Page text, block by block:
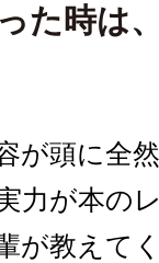
た時は
が頭に全
力が本の
が教えて